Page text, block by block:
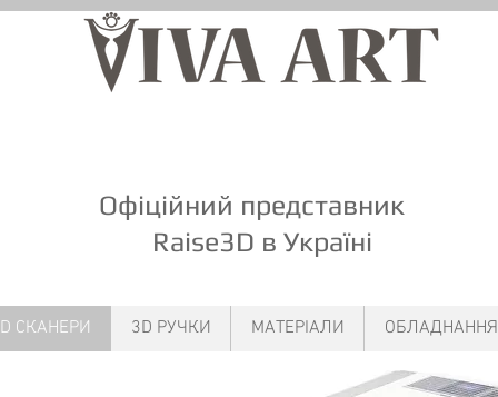
Офіційний представник
Raise3D в Україні
СКАНЕРИ 3D РУЧКИ МАТЕРІАЛИ ОБЛАДНАННЯ